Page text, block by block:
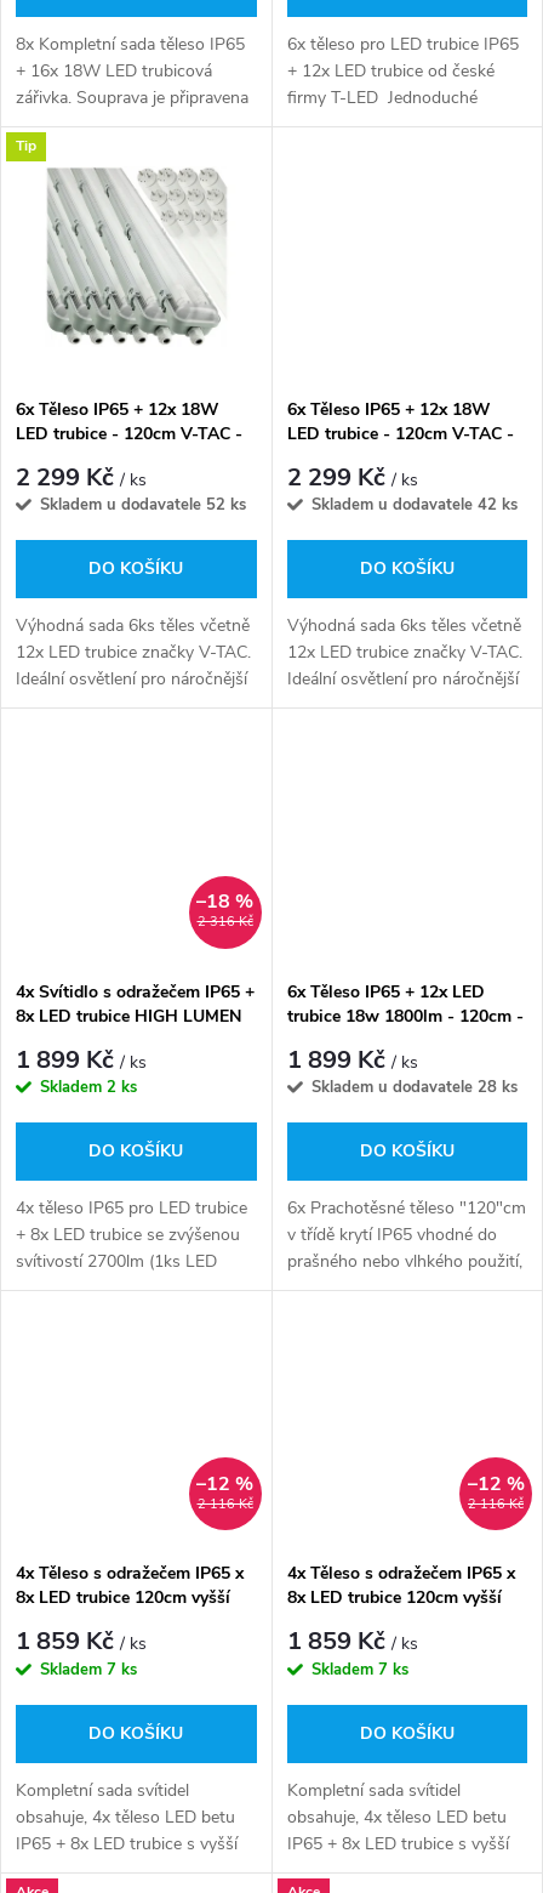
d
u
k
d
u
k
8x Kompletní sada těleso IP65
+ 16x 18W LED trubicová
zářivka. Souprava je připravena
k použití bez dalších úprav
nebo dodatečných nákladů.
Stačí pouze připojit zářivku do...
6x těleso pro LED trubice IP65
+ 12x LED trubice od české
firmy T-LED Jednoduché
sestavení tělesa dle zručnosti
Tip
6x Těleso IP65 + 12x 18W
LED trubice - 120cm V-TAC -
2 299 Kč/ ks
Skladem u dodavatele 52 ks
DO KOŠÍKU
Výhodná sada 6ks těles včetně
12x LED trubice značky V-TAC.
Ideální osvětlení pro náročnější
podmínky za výhodnou cenu.
6x Těleso IP65 + 12x 18W
LED trubice - 120cm V-TAC -
2 299 Kč/ ks
Skladem u dodavatele 42 ks
DO KOŠÍKU
Výhodná sada 6ks těles včetně
12x LED trubice značky V-TAC.
Ideální osvětlení pro náročnější
podmínky za výhodnou cenu.
2 316 Kč
–18 %
4x Svítidlo s odražečem IP65 +
8x LED trubice HIGH LUMEN
1 899 Kč/ ks
Skladem 2 ks
DO KOŠÍKU
4x těleso IP65 pro LED trubice
+ 8x LED trubice se zvýšenou
svítivostí 2700lm (1ks LED
trubice)
6x Těleso IP65 + 12x LED
trubice 18w 1800lm - 120cm -
1 899 Kč/ ks
Skladem u dodavatele 28 ks
DO KOŠÍKU
6x Prachotěsné těleso "120"cm
v třídě krytí IP65 vhodné do
prašného nebo vlhkého použití,
v ceně setu 12x LED
2 116 Kč
–12 %
4x Těleso s odražečem IP65 x
8x LED trubice 120cm vyšší
1 859 Kč/ ks
Skladem 7 ks
DO KOŠÍKU
Kompletní sada svítidel
obsahuje, 4x těleso LED betu
IP65 + 8x LED trubice s vyšší
svítivostí od české firmy
2 116 Kč
–12 %
4x Těleso s odražečem IP65 x
8x LED trubice 120cm vyšší
bílá
1 859 Kč/ ks
Skladem 7 ks
DO KOŠÍKU
Kompletní sada svítidel
obsahuje, 4x těleso LED betu
IP65 + 8x LED trubice s vyšší
svítivostí od české firmy